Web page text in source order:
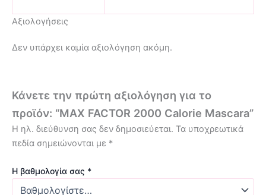
Αξιολογήσεις
Δεν υπάρχει καμία αξιολόγηση ακόμη.
Κάνετε την πρώτη αξιολόγηση για το
προϊόν: “MAX FACTOR 2000 Calorie Mascara”
Η ηλ. διεύθυνση σας δεν δημοσιεύεται. Τα υποχρεωτικά
πεδία σημειώνονται με *
Η βαθμολογία σας *